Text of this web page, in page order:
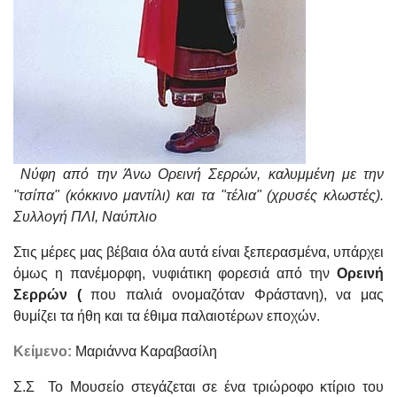
Νύφη από την Άνω Ορεινή Σερρών, καλυμμένη με την
"τσίπα" (κόκκινο μαντίλι) και τα "τέλια" (χρυσές κλωστές).
Συλλογή ΠΛΙ, Ναύπλιο
Στις μέρες μας βέβαια όλα αυτά είναι ξεπερασμένα, υπάρχει
όμως η πανέμορφη, νυφιάτικη φορεσιά από την Ορεινή
Σερρών (που παλιά ονομαζόταν Φράστανη), να μας
θυμίζει τα ήθη και τα έθιμα παλαιοτέρων εποχών.
Κείμενο: Μαριάννα Καραβασίλη
Σ.Σ Το Μουσείο στεγάζεται σε ένα τριώροφο κτίριο του